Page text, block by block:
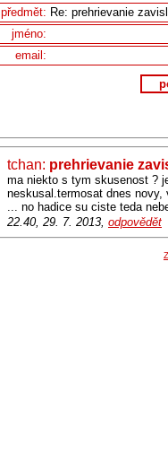
předmět:
jméno:
email:
tchan: prehrievanie
ma niekto s tym skusenost ?
neskusal.termosat dnes
... no hadice su ciste teda
22.40, 29. 7. 2013, odpovědět